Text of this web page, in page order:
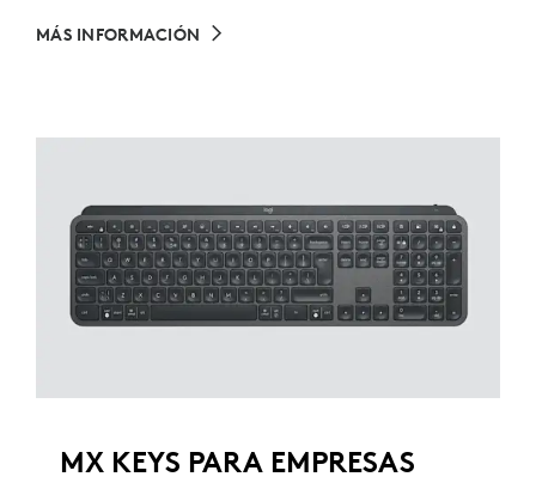
MÁS INFORMACIÓN
MX KEYS PARA EMPRESAS